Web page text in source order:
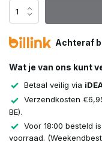
Achteraf
Wat je van ons kunt
Betaal veilig via
Verzendkosten
BE).
Voor 18:00 besteld
voorraad.